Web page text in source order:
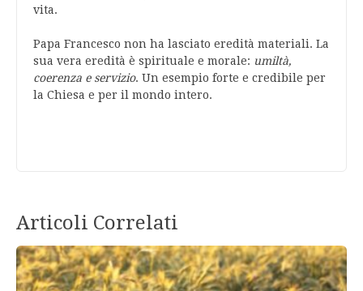
vita.
Papa Francesco non ha lasciato eredità materiali. La
sua vera eredità è spirituale e morale: umiltà,
coerenza e servizio. Un esempio forte e credibile per
la Chiesa e per il mondo intero.
Articoli Correlati